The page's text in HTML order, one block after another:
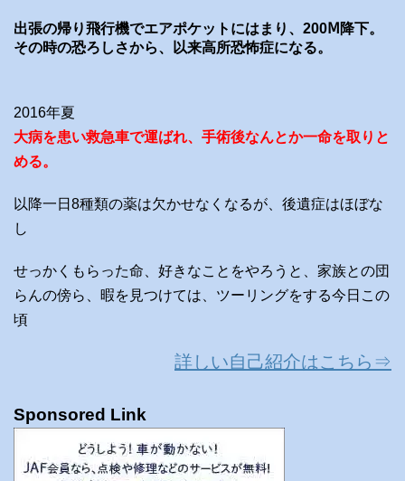
出張の帰り飛行機でエアポケットにはまり、200Ⅿ降下。
その時の恐ろしさから、以来高所恐怖症になる。
2016年夏
大病を患い救急車で運ばれ、手術後なんとか一命を取りと
める。
以降一日8種類の薬は欠かせなくなるが、後遺症はほぼな
し
せっかくもらった命、好きなことをやろうと、家族との団
らんの傍ら、暇を見つけては、ツーリングをする今日この
頃
詳しい自己紹介はこちら⇒
Sponsored Link